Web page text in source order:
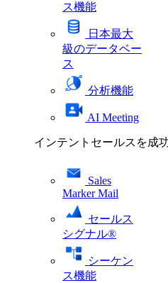
ス機能
日本最大
級のデータベー
ス
分析機能
AI Meeting
インテントセールスを成
Sales
Marker Mail
セールス
シグナル®
シーケン
ス機能